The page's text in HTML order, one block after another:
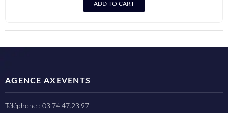
ADD TO CART
AGENCE AXEVENTS
Téléphone : 03.74.47.23.97